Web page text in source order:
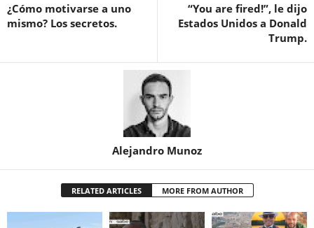
¿Cómo motivarse a uno
mismo? Los secretos.
“You are fired!”, le dijo
Estados Unidos a Donald
Trump.
Alejandro Munoz
RELATED ARTICLES MORE FROM AUTHOR